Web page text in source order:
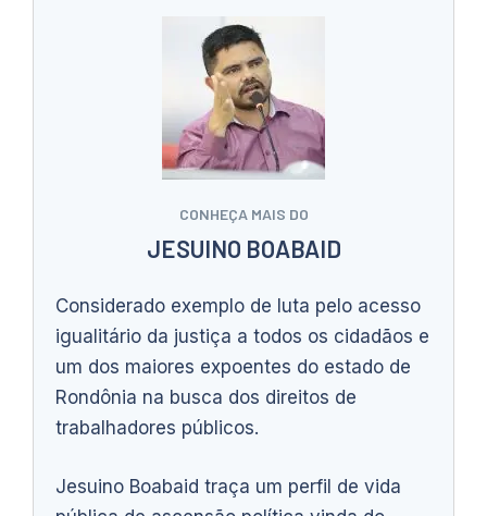
CONHEÇA MAIS DO
JESUINO BOABAID
Considerado exemplo de luta pelo acesso
igualitário da justiça a todos os cidadãos e
um dos maiores expoentes do estado de
Rondônia na busca dos direitos de
trabalhadores públicos.
Jesuino Boabaid traça um perfil de vida